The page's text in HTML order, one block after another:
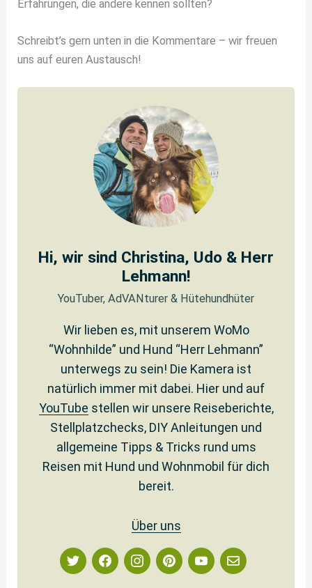
Erfahrungen, die andere kennen sollten?
Schreibt’s gern unten in die Kommentare – wir freuen
uns auf euren Austausch!
Hi, wir sind Christina, Udo & Herr
Lehmann!
YouTuber, AdVANturer & Hütehundhüter
Wir lieben es, mit unserem WoMo
“Wohnhilde” und Hund “Herr Lehmann”
unterwegs zu sein! Die Kamera ist
natürlich immer mit dabei. Hier und auf
YouTube stellen wir unsere Reiseberichte,
Stellplatzchecks, DIY Anleitungen und
allgemeine Tipps & Tricks rund ums
Reisen mit Hund und Wohnmobil für dich
bereit.
Über uns